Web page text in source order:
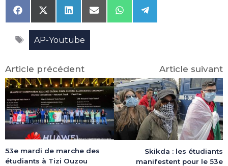
Share
on
Facebook
Share
on
X
(Twitter)
Share
on
LinkedIn
Share
on
Share
on
Share
on
Étiquettes
AP-Youtube
Article précédent
53e mardi de marche des
étudiants à Tizi Ouzou
Article suivant
Skikda : les étudiants
manifestent pour le 53e